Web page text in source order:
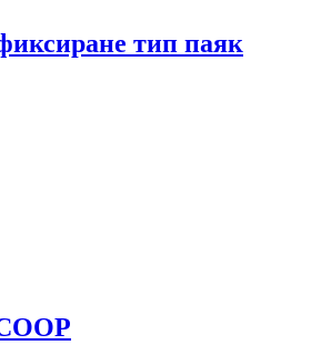
тип паяк